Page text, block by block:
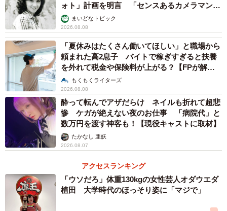
部ひっくり返してみないと気がすまない人など一定数いま
す。それも1人ではなく、何人もの人が触ったり押したりし
ていて。
スーパーさんの地元農産物売り場へ直接卸しているときに
観察していると、想像より多くの方が生鮮野菜をベタベタ
触っているのに驚きます…。そのようなことが複数人で繰
り返されると農産物はすぐに傷んでしまい、後に買ったお
客さんからわたし自身のところにクレームが来ます。スー
パーの場合、私が直接管理できないので泣き寝入りするし
かないのが現状で。『傷んでいた』というクレームが生産
者のわたし自身にくることに強いストレスを感じていまし
た」
手塩にかけて育て、選別を経てせっかく売り場に出たトマ
ォト」計画を明言 「センスあるカメラマン求
む」まいどなトピック
2026.08.08
「夏休みはたくさん働いてほしい」と職場から
頼まれた高2息子 バイトで稼ぎすぎると扶養
を外れて税金や保険料が上がる？【FPが解
説】もくもくライターズ
2026.08.08
酔って転んでアザだらけ ネイルも折れて超悲
惨 ケガが絶えない夜のお仕事 「病院代」と
数万円を渡す神客も！【現役キャストに取材】
たかなし 亜妖
2026.08.07
アクセスランキング
「ウソだろ」体重130kgの女性芸人オダウエダ
植田 大学時代のほっそり姿に「マジで」